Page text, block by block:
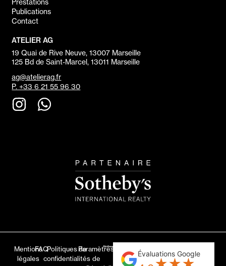
ATELIER AG
19 Quai de Rive Neuve, 13007 Marseille
125 Bd de Saint-Marcel, 13011 Marseille
ag@atelierag.fr
P. +33 6 21 55 96 30
Prestations
Publications
Contact
Évaluations Google
Mentions
légales
FAQPolitiques de
confidentialités
Paramètres
de